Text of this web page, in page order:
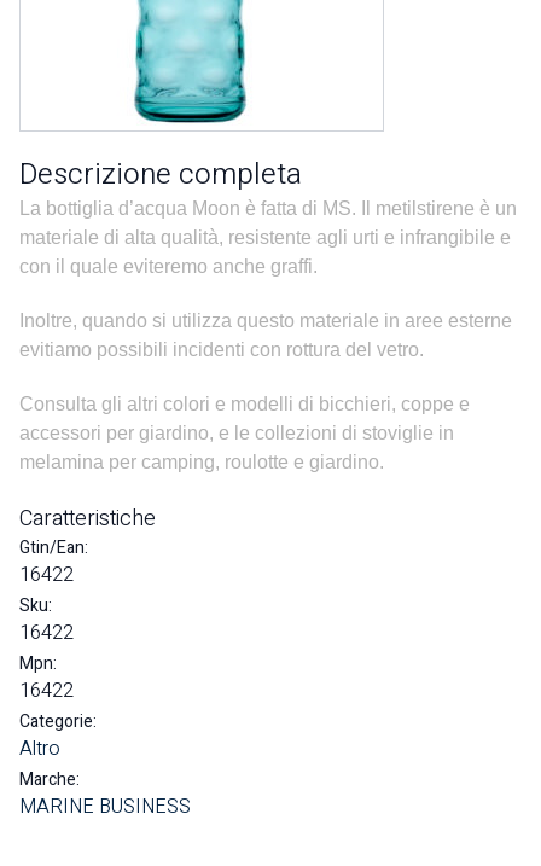
Descrizione completa
La bottiglia d’acqua Moon è fatta di MS. Il metilstirene è un
materiale di alta qualità, resistente agli urti e infrangibile e
con il quale eviteremo anche graffi.
Inoltre, quando si utilizza questo materiale in aree esterne
evitiamo possibili incidenti con rottura del vetro.
Consulta gli altri colori e modelli di bicchieri, coppe e
accessori per giardino, e le collezioni di stoviglie in
melamina per camping, roulotte e giardino.
Caratteristiche
Gtin/Ean:
16422
Sku:
16422
Mpn:
16422
Categorie:
Altro
Marche:
MARINE BUSINESS